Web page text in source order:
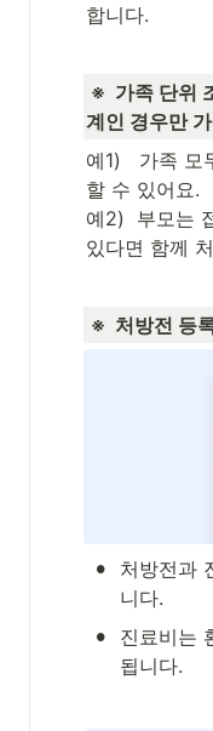
합니다.
계인 경우만
예1)   가족 모
할 수 있어요.
예2)  부모는
있다면 함께
※  처방전 등
•
처방전과
니다.
•
진료비는
됩니다.